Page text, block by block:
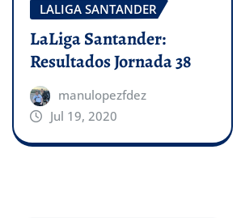
LALIGA SANTANDER
LaLiga Santander:
Resultados Jornada 38
manulopezfdez
Jul 19, 2020